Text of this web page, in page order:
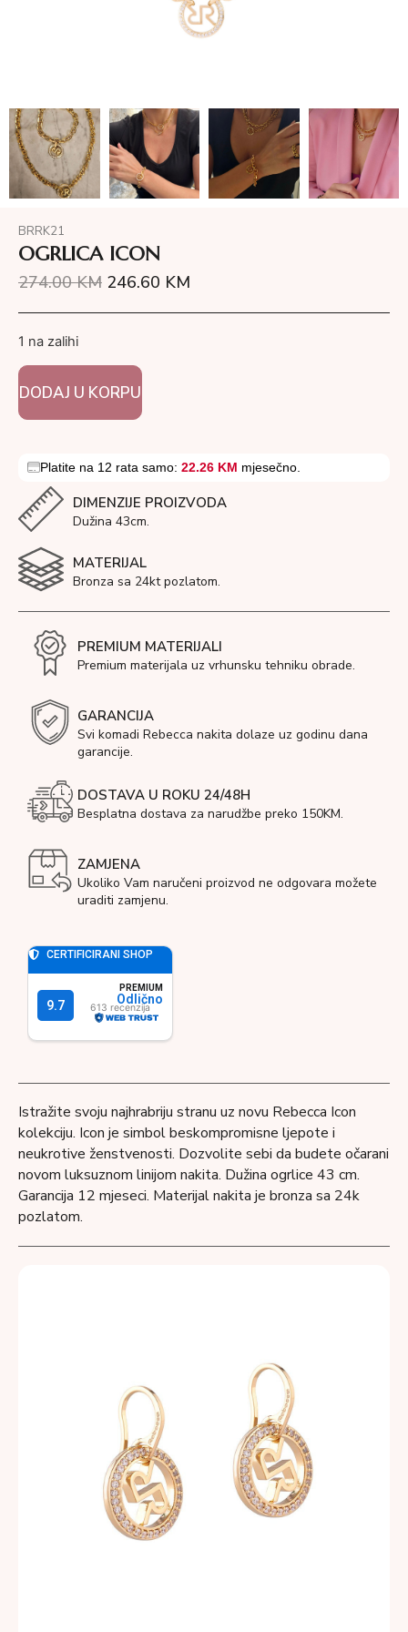
BRRK21
OGRLICA ICON
274.00KM 246.60 KM
1 na zalihi
DODAJ U KORPU
Platite na 12 rata samo: 22.26 KM mjesečno.
DIMENZIJE PROIZVODA
Dužina 43cm.
MATERIJAL
Bronza sa 24kt pozlatom.
PREMIUM MATERIJALI
Premium materijala uz vrhunsku tehniku obrade.
GARANCIJA
Svi komadi Rebecca nakita dolaze uz godinu dana
garancije.
DOSTAVA U ROKU 24/48H
Besplatna dostava za narudžbe preko 150KM.
ZAMJENA
Ukoliko Vam naručeni proizvod ne odgovara možete
uraditi zamjenu.
Istražite svoju najhrabriju stranu uz novu Rebecca Icon
kolekciju. Icon je simbol beskompromisne ljepote i
neukrotive ženstvenosti. Dozvolite sebi da budete očarani
novom luksuznom linijom nakita. Dužina ogrlice 43 cm.
Garancija 12 mjeseci. Materijal nakita je bronza sa 24k
pozlatom.